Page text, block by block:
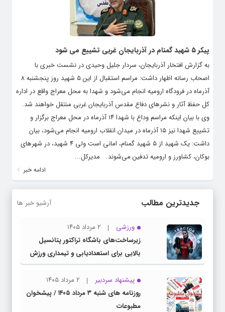
پیکر ۵ شهید گمنام در آذربایجان غربی تشییع می شود
به گزارش افتخار آذربایجان، سردار جلیل وحیدی در نشست خبری با
اصحاب رسانه اظهار داشت: مراسم استقبال از این ۵ شهید روز پنجشنبه ۸
آذرماه در فرودگاه ارومیه انجام می‌شود و شهدا به محل معراج واقع در اداره
کل حفظ آثار و نشرهای دفاع مقدس آذربایجان غربی منتقل خواهند شد.
وی با بیان اینکه مراسم وداع با شهدا ۱۴ آذرماه در محل معراج برگزار و
تشییع شهدا نیز ۱۵ آذرماه در میدان انقلاب ارومیه انجام می‌شود، بیان
داشت: یک شهید از ۵ شهید گمنام، امانی است ولی ۴ شهید، در شهرهای
بوکان، کشاورز و ارومیه تدفین می‌شوند. مدیرکل...
ادامه خبر
جدیدترین مطالب آرشیو خبر ها
ورزشی
۲ مرداد ۱۴۰۵
زیرساخت‌های باشگاه تراکتور پتانسیل
بالایی برای استعدادیابی و تیمداری ورزش
بانوان دارد
پیشنهاد سردبیر
۲ مرداد ۱۴۰۵
روزنامه های شنبه ۳ مرداد ۱۴۰۵ / پیشخوان
مطبوعات